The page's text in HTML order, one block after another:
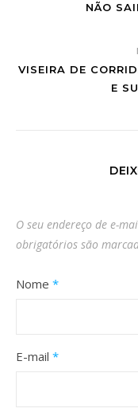
NÃO
VISEIRA DE
E
O seu endereço de e-
obrigatórios são
Nome *
E-mail *